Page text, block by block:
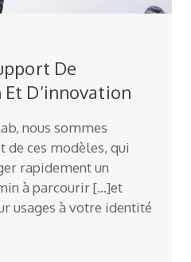
De
D’innovation
nous sommes
de ces modèles, qui
rapidement un
à parcourir […]et
usages à votre identité